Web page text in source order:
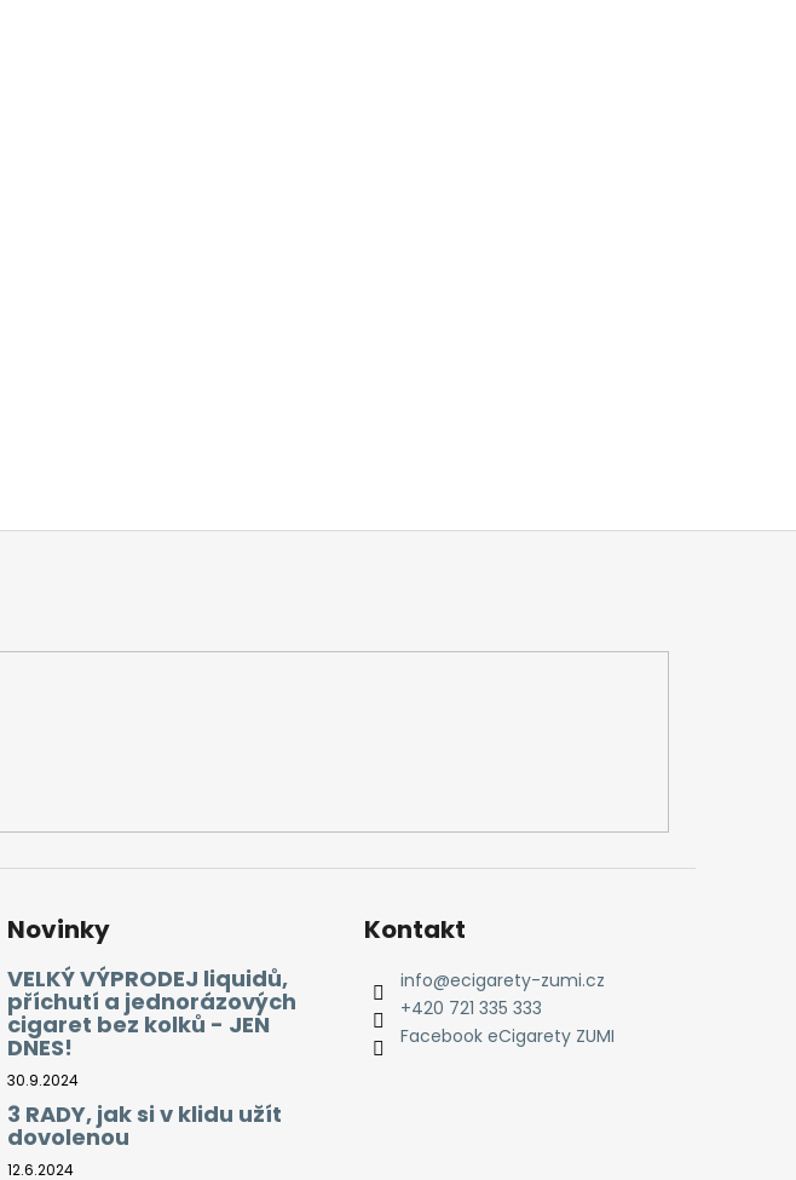
Novinky
VELKÝ VÝPRODEJ liquidů,
příchutí a jednorázových
cigaret bez kolků - JEN
DNES!
30.9.2024
3 RADY, jak si v klidu užít
dovolenou
12.6.2024
Kontakt
info@ecigarety-zumi.cz
+420 721 335 333
Facebook eCigarety ZUMI